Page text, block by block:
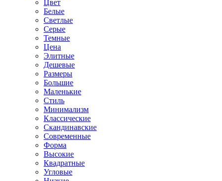
Цвет
Белые
Светлые
Серые
Темные
Цена
Элитные
Дешевые
Размеры
Большие
Маленькие
Стиль
Минимализм
Классические
Скандинавские
Современные
Форма
Высокие
Квадратные
Угловые